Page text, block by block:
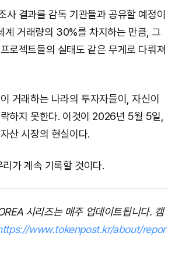
사 결과를 감독 기관들과 공유할 예정이
계 거래량의 30%를 차지하는 만큼, 그
로젝트들의 실태도 같은 무게로 다뤄져
거래하는 나라의 투자자들이, 자신이
하지 못한다. 이것이 2026년 5월 5일,
산 시장의 현실이다.
가 계속 기록할 것이다.
시리즈는 매주 업데이트됩니다. 캠
www.tokenpost.kr/about/repor